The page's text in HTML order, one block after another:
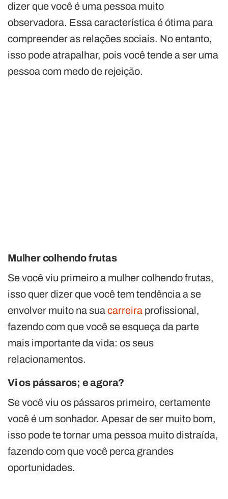
dizer que você é uma pessoa muito
observadora. Essa característica é ótima para
compreender as relações sociais. No entanto,
isso pode atrapalhar, pois você tende a ser uma
pessoa com medo de rejeição.
Mulher colhendo frutas
Se você viu primeiro a mulher colhendo frutas,
isso quer dizer que você tem tendência a se
envolver muito na suacarreira profissional,
fazendo com que você se esqueça da parte
mais importante da vida: os seus
relacionamentos.
Vi os pássaros; e agora?
Se você viu os pássaros primeiro, certamente
você é um sonhador. Apesar de ser muito bom,
isso pode te tornar uma pessoa muito distraída,
fazendo com que você perca grandes
oportunidades.